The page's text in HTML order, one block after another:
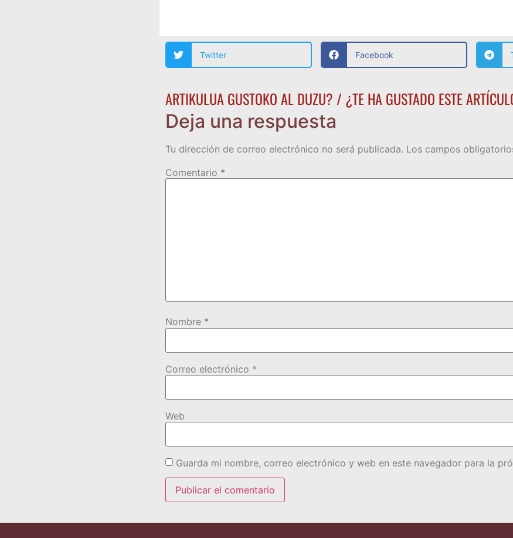
Twitter Facebook
ARTIKULUA GUSTOKO AL DUZU? / ¿TE HA GUSTADO ESTE
Deja una respuesta
Tu dirección de correo electrónico no será publicada. Los campos
Comentario *
Nombre *
Correo electrónico *
Web
Guarda mi nombre, correo electrónico y web en este navegador para la